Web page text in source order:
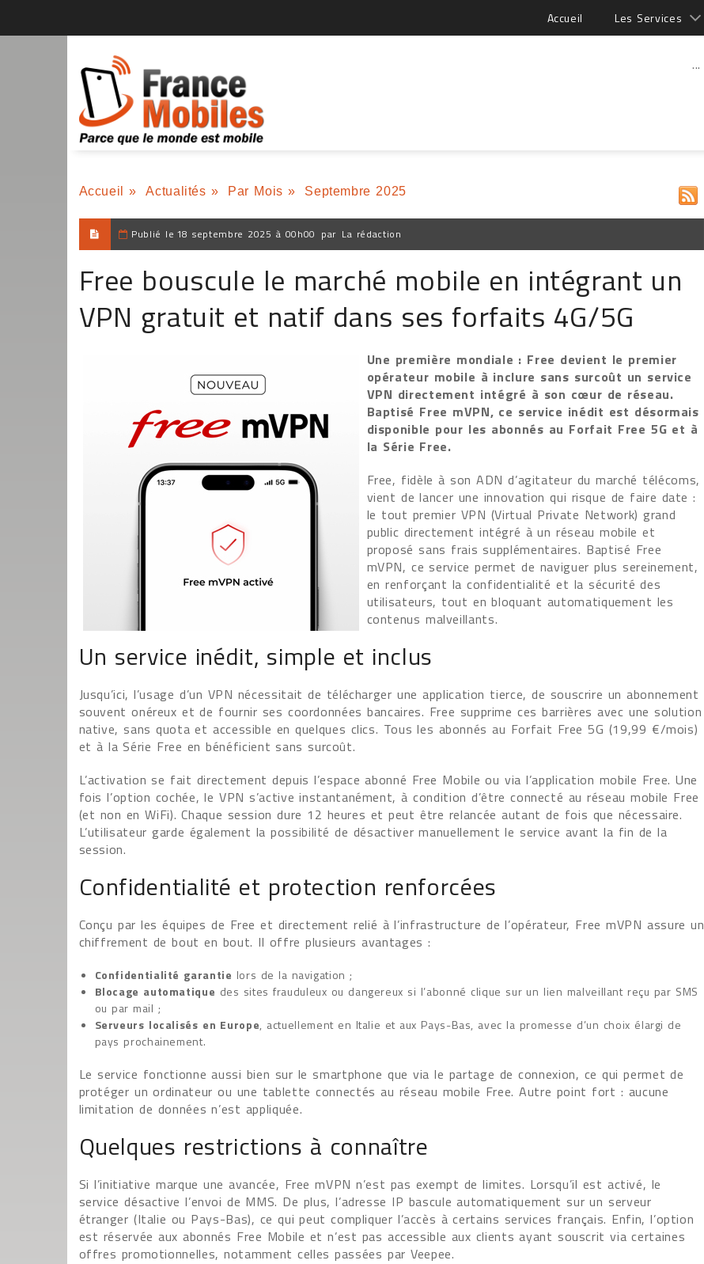
Accueil Les Services
...
Accueil » Actualités » Par Mois » Septembre 2025
Publié le 18 septembre 2025 à 00h00 par La rédaction
Free bouscule le marché mobile en intégrant un
VPN gratuit et natif dans ses forfaits 4G/5G
Une première mondiale : Free devient le premier
opérateur mobile à inclure sans surcoût un service
VPN directement intégré à son cœur de réseau.
Baptisé Free mVPN, ce service inédit est désormais
disponible pour les abonnés au Forfait Free 5G et à
la Série Free.
Free, fidèle à son ADN d’agitateur du marché télécoms,
vient de lancer une innovation qui risque de faire date :
le tout premier VPN (Virtual Private Network) grand
public directement intégré à un réseau mobile et
proposé sans frais supplémentaires. Baptisé Free
mVPN, ce service permet de naviguer plus sereinement,
en renforçant la confidentialité et la sécurité des
utilisateurs, tout en bloquant automatiquement les
contenus malveillants.
Un service inédit, simple et inclus
Jusqu’ici, l’usage d’un VPN nécessitait de télécharger une application tierce, de souscrire un abonnement
souvent onéreux et de fournir ses coordonnées bancaires. Free supprime ces barrières avec une solution
native, sans quota et accessible en quelques clics. Tous les abonnés au Forfait Free 5G (19,99 €/mois)
et à la Série Free en bénéficient sans surcoût.
L’activation se fait directement depuis l’espace abonné Free Mobile ou via l’application mobile Free. Une
fois l’option cochée, le VPN s’active instantanément, à condition d’être connecté au réseau mobile Free
(et non en WiFi). Chaque session dure 12 heures et peut être relancée autant de fois que nécessaire.
L’utilisateur garde également la possibilité de désactiver manuellement le service avant la fin de la
session.
Confidentialité et protection renforcées
Conçu par les équipes de Free et directement relié à l’infrastructure de l’opérateur, Free mVPN assure un
chiffrement de bout en bout. Il offre plusieurs avantages :
Confidentialité garantie lors de la navigation ;
Blocage automatique des sites frauduleux ou dangereux si l’abonné clique sur un lien malveillant reçu par SMS
ou par mail ;
Serveurs localisés en Europe, actuellement en Italie et aux Pays-Bas, avec la promesse d’un choix élargi de
pays prochainement.
Le service fonctionne aussi bien sur le smartphone que via le partage de connexion, ce qui permet de
protéger un ordinateur ou une tablette connectés au réseau mobile Free. Autre point fort : aucune
limitation de données n’est appliquée.
Quelques restrictions à connaître
Si l’initiative marque une avancée, Free mVPN n’est pas exempt de limites. Lorsqu’il est activé, le
service désactive l’envoi de MMS. De plus, l’adresse IP bascule automatiquement sur un serveur
étranger (Italie ou Pays-Bas), ce qui peut compliquer l’accès à certains services français. Enfin, l’option
est réservée aux abonnés Free Mobile et n’est pas accessible aux clients ayant souscrit via certaines
offres promotionnelles, notamment celles passées par Veepee.